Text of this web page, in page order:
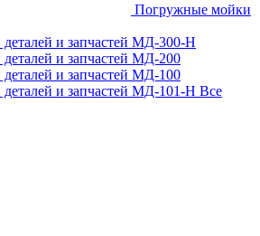
Погружные мойки
и запчастей МД-300-H
и запчастей МД-200
и запчастей МД-100
деталей и запчастей МД-101-Н Все